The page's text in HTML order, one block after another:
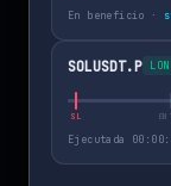
AVAXUSDT.P
NAS100
En beneficio ·
SOLUSDT.P
Ejecutada